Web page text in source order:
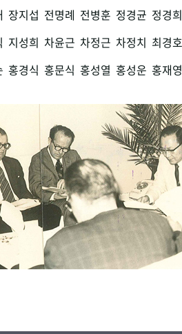
장지섭 전명례 전병훈 정경균 정경희
지성희 차윤근 차정근 차정치 최경호
홍경식 홍문식 홍성열 홍성운 홍재영